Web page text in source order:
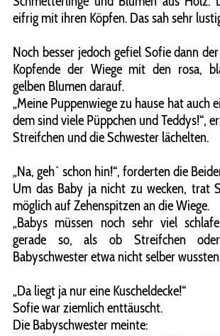
eifrig mit ihren Köpfen. Das sah sehr
Noch besser jedoch gefiel Sofie dann
Kopfende der Wiege mit den rosa,
gelben Blumen darauf.
„Meine Puppenwiege zu hause hat auch
dem sind viele Püppchen und Teddys!“,
Streifchen und die Schwester lächelten.
„Na, geh` schon hin!“, forderten die
Um das Baby ja nicht zu wecken, trat
möglich auf Zehenspitzen an die Wiege.
„Babys müssen noch sehr viel
gerade so, als ob Streifchen
Babyschwester etwa nicht selber
„Da liegt ja nur eine Kuscheldecke!“
Sofie war ziemlich enttäuscht.
Die Babyschwester meinte: